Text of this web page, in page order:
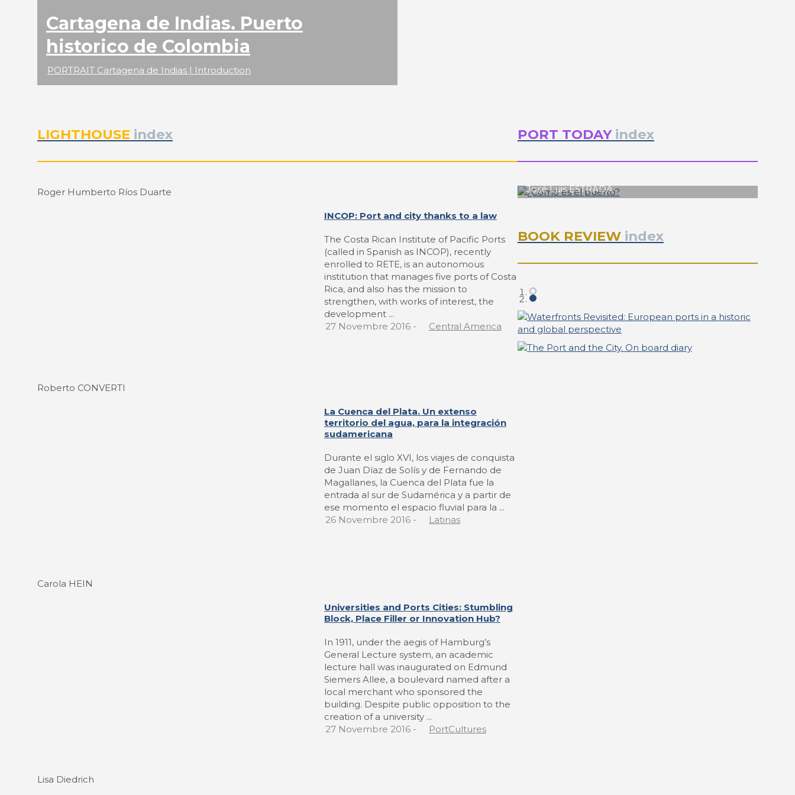
Cartagena de Indias. Puerto
historico de Colombia
PORTRAIT Cartagena de Indias | Introduction
LIGHTHOUSE index
Roger Humberto Ríos Duarte
INCOP: Port and city thanks to a law
The Costa Rican Institute of Pacific Ports
(called in Spanish as INCOP), recently
enrolled to RETE, is an autonomous
institution that manages five ports of Costa
Rica, and also has the mission to
strengthen, with works of interest, the
development ...
27 Novembre 2016 - Central America
Roberto CONVERTI
La Cuenca del Plata. Un extenso
territorio del agua, para la integración
sudamericana
Durante el siglo XVI, los viajes de conquista
de Juan Díaz de Solís y de Fernando de
Magallanes, la Cuenca del Plata fue la
entrada al sur de Sudamérica y a partir de
ese momento el espacio fluvial para la ...
26 Novembre 2016 - Latinas
Carola HEIN
Universities and Ports Cities: Stumbling
Block, Place Filler or Innovation Hub?
In 1911, under the aegis of Hamburg’s
General Lecture system, an academic
lecture hall was inaugurated on Edmund
Siemers Allee, a boulevard named after a
local merchant who sponsored the
building. Despite public opposition to the
creation of a university ...
27 Novembre 2016 - PortCultures
Lisa Diedrich
PORT TODAY index
José Luis ESTRADA
BOOK REVIEW index